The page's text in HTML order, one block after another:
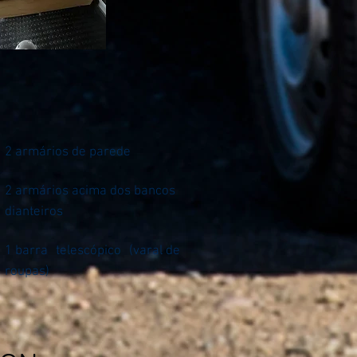
2 armários de parede
2 armários acima dos bancos
dianteiros
1 barra telescópico (varal de
roupas)